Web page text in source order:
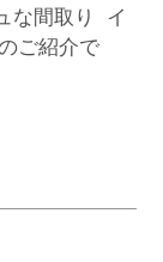
な間取り イ
ご紹介で